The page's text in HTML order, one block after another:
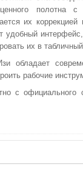
полотна
их
удобный
их в
обладает
рабочие
с официального